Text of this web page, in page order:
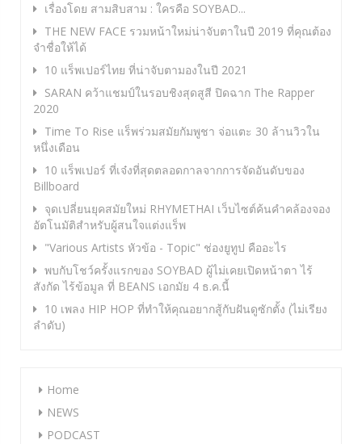
เรื่องโดย สามสิบสาม : ใครคือ SOYBAD...
THE NEW FACE รวมหน้าใหม่น่าจับตาในปี 2019 ที่คุณต้อง
จำชื่อให้ได้
10 แร็พเปอร์ไทย ที่น่าจับตามองในปี 2021
SARAN คว้าแชมป์ในรอบชิงสุดสูสี ปิดฉาก The Rapper
2020
Time To Rise แร็พร่วมสมัยกัมพูชา จ่อแตะ 30 ล้านวิวใน
หนึ่งเดือน
10 แร็พเปอร์ ที่เจ๋งที่สุดตลอดกาลจากการจัดอันดับของ
Billboard
จุดเปลี่ยนยุคสมัยใหม่ RHYMETHAI เว็บไซต์ค้นคำคล้องจอง
อัตโนมัติสำหรับผู้สนใจแต่งแร็พ
"Various Artists หัวข้อ - Topic" ช่องยูทูป คืออะไร
พบกับโชว์ครั้งแรกของ SOYBAD ผู้ไม่เคยเปิดหน้าตา ไร้
สังกัด ไร้ข้อมูล ที่ BEANS เอกมัย 4 ธ.ค.นี้
10 เพลง HIP HOP ที่ทำให้คุณอยากสู้กับฝันดูซักตั้ง (ไม่เรียง
ลำดับ)
Home
NEWS
PODCAST